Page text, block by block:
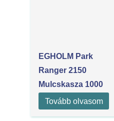
EGHOLM Park
Ranger 2150
Mulcskasza 1000
Tovább olvasom